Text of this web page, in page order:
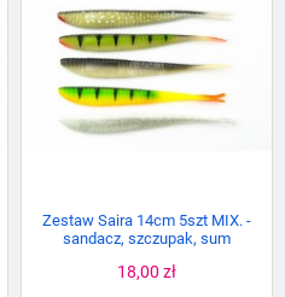
Zestaw Saira 14cm 5szt MIX. -
sandacz, szczupak, sum
Cena
18,00 zł